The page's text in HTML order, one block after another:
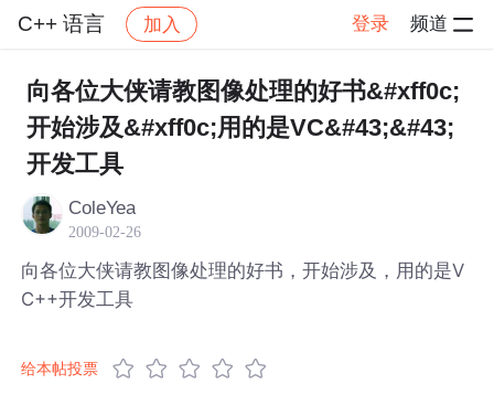
C++ 语言 加入 登录 频道
社区 C++ 语言 帖子详情
向各位大侠请教图像处理的好书&#xff0c;
开始涉及&#xff0c;用的是VC&#43;&#43;
开发工具
ColeYea
2009-02-26
向各位大侠请教图像处理的好书，开始涉及，用的是V
C++开发工具
给本帖投票